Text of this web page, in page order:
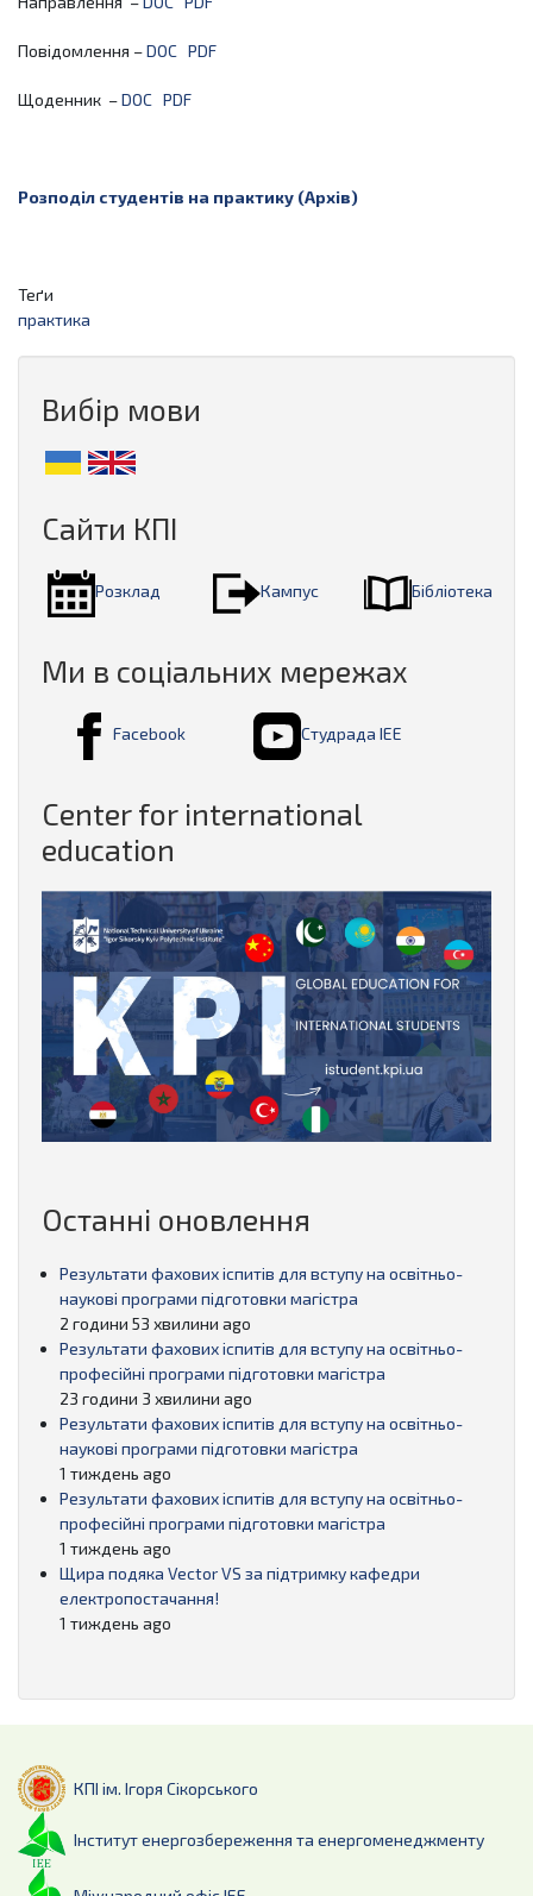
Повідомлення –DOC PDF
Щоденник –DOC PDF
Розподіл студентів на практику (Архів)
Теґи
практика
Вибір мови
Сайти КПІ
Розклад Кампус Бібліотека
Ми в соціальних мережах
Facebook Студрада ІЕЕ
Center for international
education
Останні оновлення
Результати фахових іспитів для вступу на освітньо-
наукові програми підготовки магістра
2 години 53 хвилини ago
Результати фахових іспитів для вступу на освітньо-
професійні програми підготовки магістра
23 години 3 хвилини ago
Результати фахових іспитів для вступу на освітньо-
наукові програми підготовки магістра
1 тиждень ago
Результати фахових іспитів для вступу на освітньо-
професійні програми підготовки магістра
1 тиждень ago
Щира подяка Vector VS за підтримку кафедри
електропостачання!
1 тиждень ago
КПІ ім. Ігоря Сікорського
Інститут енергозбереження та енергоменеджменту